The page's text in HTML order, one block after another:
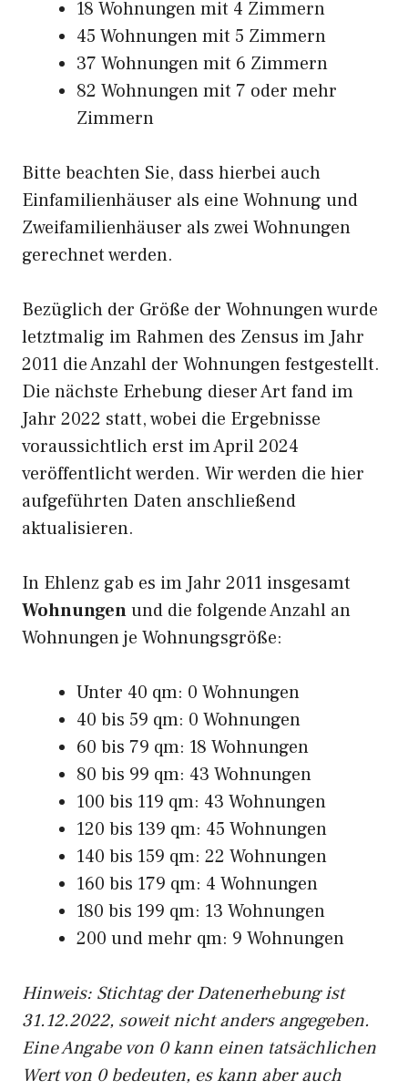
18 Wohnungen mit 4 Zimmern
45 Wohnungen mit 5 Zimmern
37 Wohnungen mit 6 Zimmern
82 Wohnungen mit 7 oder mehr
Zimmern
Bitte beachten Sie, dass hierbei auch
Einfamilienhäuser als eine Wohnung und
Zweifamilienhäuser als zwei Wohnungen
gerechnet werden.
Bezüglich der Größe der Wohnungen wurde
letztmalig im Rahmen des Zensus im Jahr
2011 die Anzahl der Wohnungen festgestellt.
Die nächste Erhebung dieser Art fand im
Jahr 2022 statt, wobei die Ergebnisse
voraussichtlich erst im April 2024
veröffentlicht werden. Wir werden die hier
aufgeführten Daten anschließend
aktualisieren.
In Ehlenz gab es im Jahr 2011 insgesamt
Wohnungenund die folgende Anzahl an
Wohnungen je Wohnungsgröße:
Unter 40 qm: 0 Wohnungen
40 bis 59 qm: 0 Wohnungen
60 bis 79 qm: 18 Wohnungen
80 bis 99 qm: 43 Wohnungen
100 bis 119 qm: 43 Wohnungen
120 bis 139 qm: 45 Wohnungen
140 bis 159 qm: 22 Wohnungen
160 bis 179 qm: 4 Wohnungen
180 bis 199 qm: 13 Wohnungen
200 und mehr qm: 9 Wohnungen
Hinweis: Stichtag der Datenerhebung ist
31.12.2022, soweit nicht anders angegeben.
Eine Angabe von 0 kann einen tatsächlichen
Wert von 0 bedeuten, es kann aber auch